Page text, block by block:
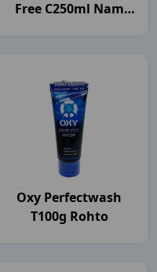
Free C250ml Nam
Oxy Perfectwash
T100g Rohto